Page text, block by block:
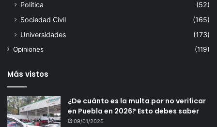
Política
(52)
Sociedad Civil
(165)
Universidades
(173)
Opiniones (119)
Más vistos
¿De cuánto es la multa por no verificar
en Puebla en 2026? Esto debes saber
09/01/2026